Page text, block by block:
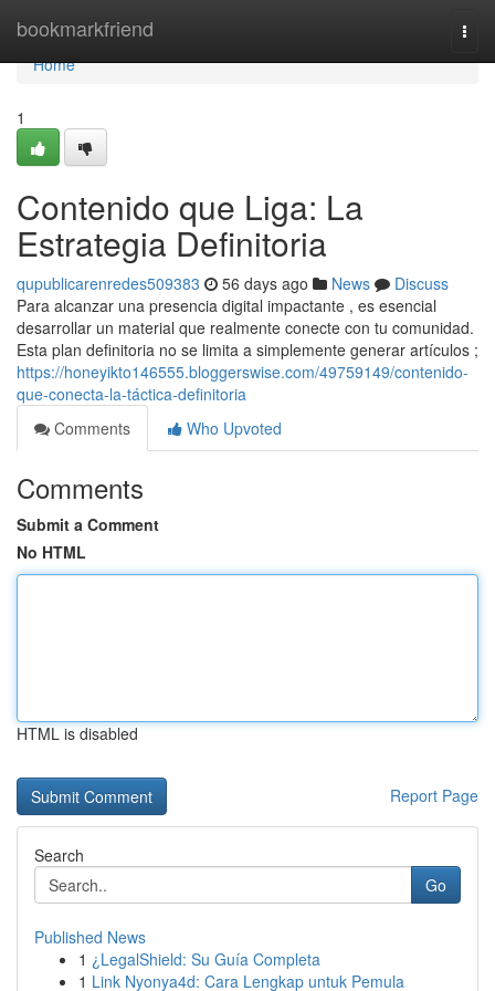
bookmarkfriend
Home
Home
1
Contenido que Liga: La
Estrategia Definitoria
qupublicarenredes509383 56 days ago News
Discuss
Para alcanzar una presencia digital impactante , es esencial
desarrollar un material que realmente conecte con tu comunidad.
Esta plan definitoria no se limita a simplemente generar artículos ;
https://honeyikto146555.bloggerswise.com/49759149/contenido-
que-conecta-la-táctica-definitoria
Comments
Who Upvoted
Comments
Submit a Comment
No HTML
HTML is disabled
Report Page
Search
Go
Published News
1 ¿LegalShield: Su Guía Completa
1 Link Nyonya4d: Cara Lengkap untuk Pemula